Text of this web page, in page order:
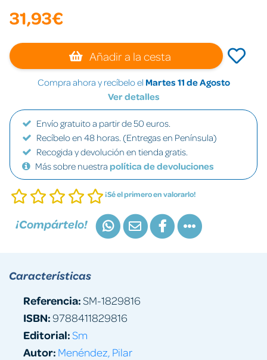
31,93€
Añadir a la cesta
Compra ahora y recíbelo el Martes 11 de Agosto
Ver detalles
Envío gratuito a partir de 50 euros.
Recíbelo en 48 horas. (Entregas en Península)
Recogida y devolución en tienda gratis.
Más sobre nuestra política de devoluciones
¡Sé el primero en valorarlo!
¡Compártelo!
Características
Referencia:SM-1829816
ISBN:9788411829816
Editorial:Sm
Autor: Menéndez, Pilar